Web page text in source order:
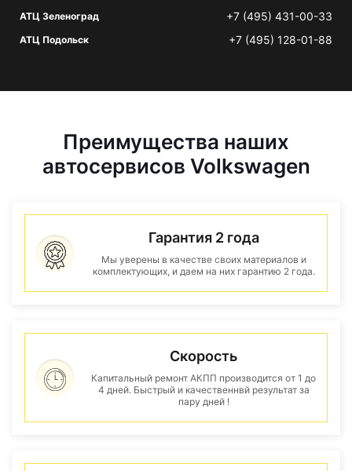
АТЦ Зеленоград +7 (495) 431-00-33
АТЦ Подольск +7 (495) 128-01-88
Преимущества наших
автосервисов Volkswagen
Гарантия 2 года
Мы уверены в качестве своих материалов и
комплектующих, и даем на них гарантию 2 года.
Скорость
Капитальный ремонт АКПП производится от 1 до
4 дней. Быстрый и качественнвй результат за
пару дней !